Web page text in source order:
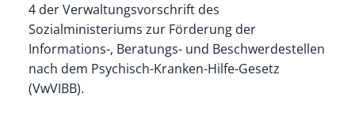
4 der Verwaltungsvorschrift des
Sozialministeriums zur Förderung der
Informations-, Beratungs- und Beschwerdestellen
nach dem Psychisch-Kranken-Hilfe-Gesetz
(VwVIBB).